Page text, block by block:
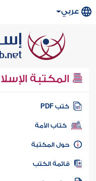
عربي
المكتبة
كتب PDF
كتاب الأمة
المكتبة